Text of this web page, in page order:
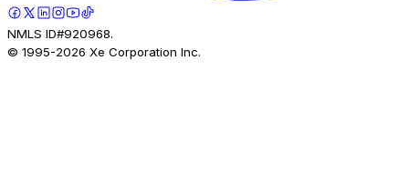
NMLS ID#920968.
© 1995-2026 Xe Corporation Inc.